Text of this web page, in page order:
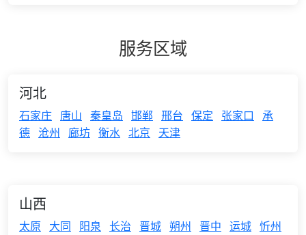
服务区域
河北
石家庄 唐山 秦皇岛 邯郸 邢台 保定 张家口
承
德 沧州 廊坊 衡水 北京 天津
山西
太原 大同 阳泉 长治 晋城 朔州 晋中 运城 忻州